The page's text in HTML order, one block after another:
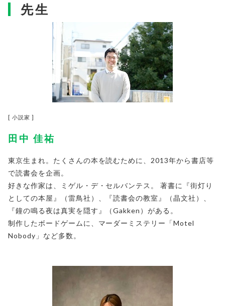
先生
[ 小説家 ]
田中 佳祐
東京生まれ。たくさんの本を読むために、2013年から書店等
で読書会を企画。
好きな作家は、ミゲル・デ・セルバンテス。 著書に『街灯り
としての本屋』（雷鳥社）、『読書会の教室』（晶文社）、
『鐘の鳴る夜は真実を隠す』（Gakken）がある。
制作したボードゲームに、マーダーミステリー「Motel
Nobody」など多数。